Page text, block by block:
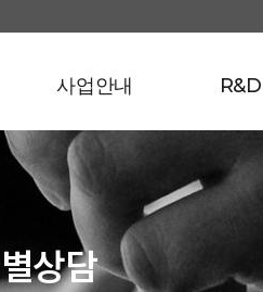
사업안내 R&D
상담